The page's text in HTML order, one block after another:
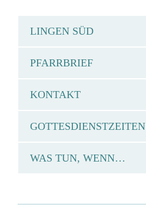
LINGEN SÜD
PFARRBRIEF
KONTAKT
GOTTESDIENSTZEITEN
WAS TUN, WENN…